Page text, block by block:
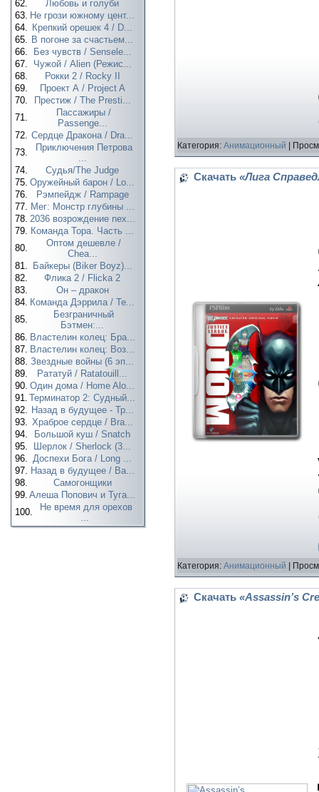
62.
Любовь и голуби
63. Не грози южному цент...
64. Крепкий орешек 4 / D...
65. В погоне за счастьем...
66.
Без чувств / Sensele...
67.
Чужой / Alien (Режис...
68.
Рокки 2 / Rocky II
69.
Проект А / Project A
70.
Престиж / The Presti...
71.
Пассажиры /
Passenge...
72. Сердце Дракона / Dra...
73.
Приключения Петрова
...
74.
Судья/The Judge
75. Оружейный барон / Lo...
76.
Рэмпейдж / Rampage
77. Мег: Монстр глубины ...
78. 2036 возрождение nex...
79. Команда Тора. Часть ...
80.
Оптом дешевле /
Chea...
81.
Байкеры (Biker Boyz)...
82.
Флика 2 / Flicka 2
83.
Он – дракон
84. Команда Дэррила / Te...
85.
Безграничный
Бэтмен:...
86. Властелин колец: Бра...
87. Властелин колец: Воз...
88. Звездные войны (6 эп...
89.
Рататуй / Ratatouill...
90. Один дома / Home Alo...
91. Терминатор 2: Судный...
92. Назад в будущее - Тр...
93. Храброе сердце / Bra...
94.
Большой куш / Snatch
95.
Шерлок / Sherlock (3...
96. Доспехи Бога / Long ...
97. Назад в будущее / Ba...
98.
Самогонщики
99. Алеша Попович и Туга...
100.
Не время для орехов
...
Категория: Анимационный |
Скачать «Лига
Категория: Анимационный |
Скачать «Assassin’s